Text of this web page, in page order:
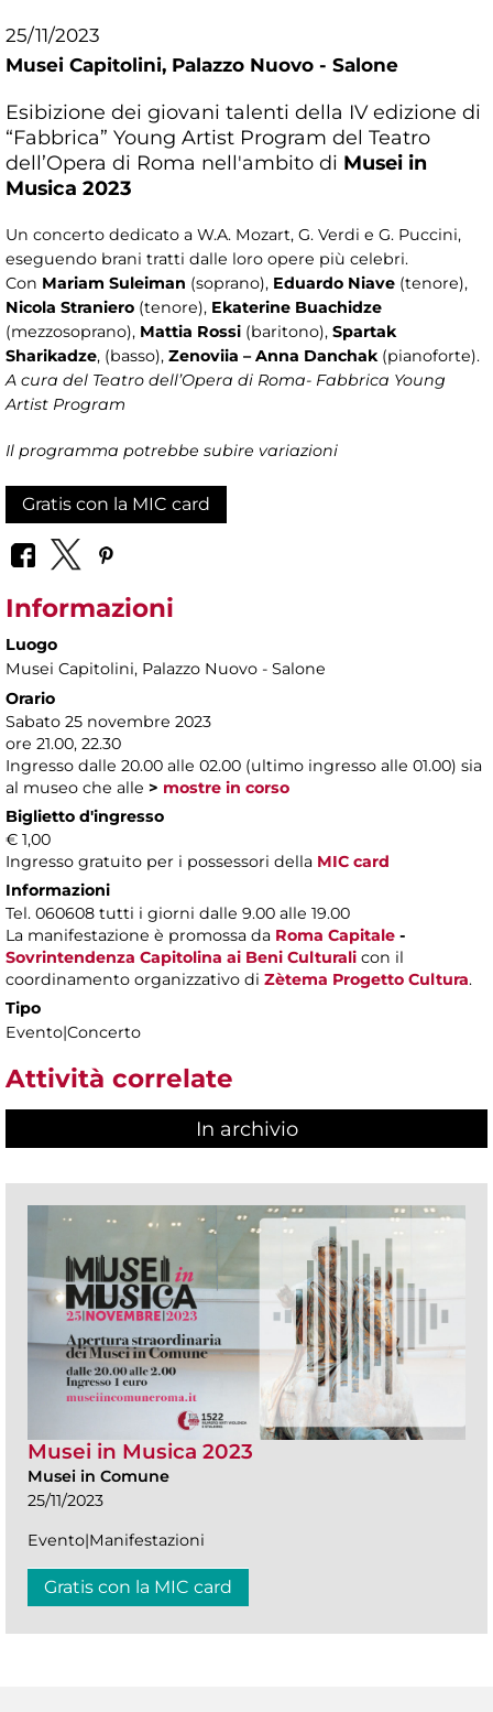
25/11/2023
Musei Capitolini, Palazzo Nuovo - Salone
Esibizione dei giovani talenti della IV edizione di
“Fabbrica” Young Artist Program del Teatro
dell’Opera di Roma nell'ambito di Musei in
Musica 2023
Un concerto dedicato a W.A. Mozart, G. Verdi e G. Puccini,
eseguendo brani tratti dalle loro opere più celebri.
Con Mariam Suleiman (soprano), Eduardo Niave (tenore),
Nicola Straniero (tenore), Ekaterine Buachidze
(mezzosoprano), Mattia Rossi (baritono), Spartak
Sharikadze, (basso), Zenoviia – Anna Danchak (pianoforte).
A cura del Teatro dell’Opera di Roma- Fabbrica Young
Artist Program
Il programma potrebbe subire variazioni
Gratis con la MIC card
Informazioni
Luogo
Musei Capitolini, Palazzo Nuovo - Salone
Orario
Sabato 25 novembre 2023
ore 21.00, 22.30
Ingresso dalle 20.00 alle 02.00 (ultimo ingresso alle 01.00) sia
al museo che alle > mostre in corso
Biglietto d'ingresso
€ 1,00
Ingresso gratuito per i possessori della MIC card
Informazioni
Tel. 060608 tutti i giorni dalle 9.00 alle 19.00
La manifestazione è promossa da Roma Capitale -
Sovrintendenza Capitolina ai Beni Culturali con il
coordinamento organizzativo di Zètema Progetto Cultura.
Tipo
Evento|Concerto
Attività correlate
In archivio
Musei in Musica 2023
Musei in Comune
25/11/2023
Evento|Manifestazioni
Gratis con la MIC card